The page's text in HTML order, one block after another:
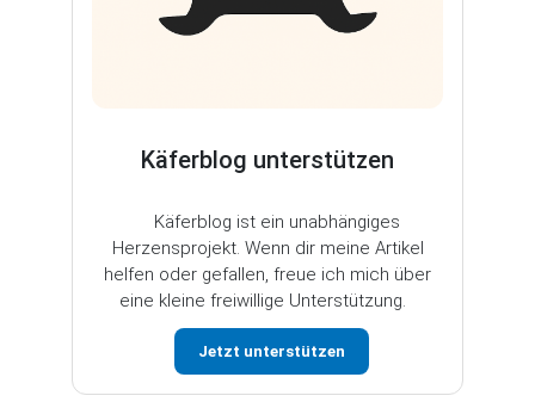
Käferblog unterstützen
Käferblog ist ein unabhängiges
Herzensprojekt. Wenn dir meine Artikel
helfen oder gefallen, freue ich mich über
eine kleine freiwillige Unterstützung.
Jetzt unterstützen